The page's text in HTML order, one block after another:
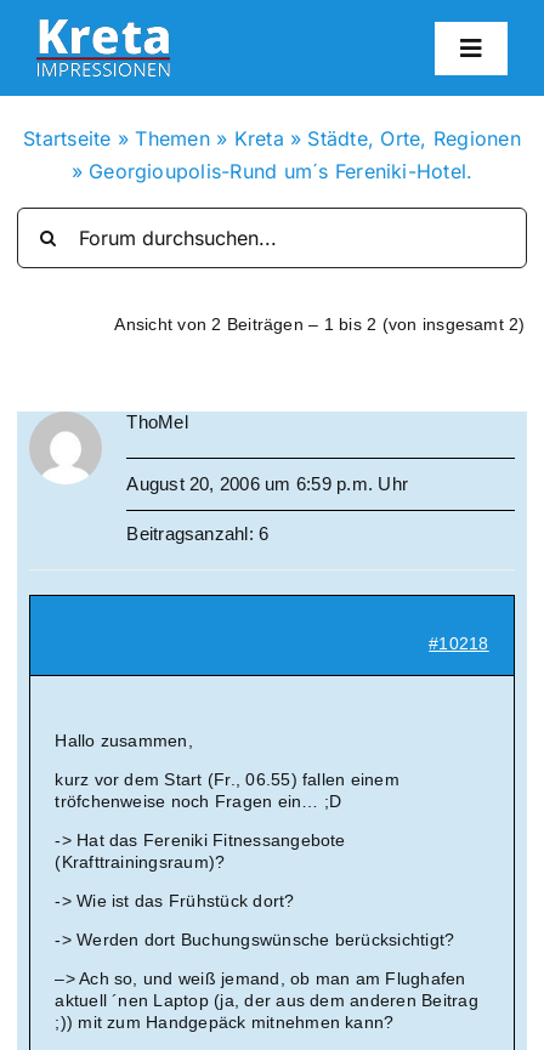
Zum
Inhalt
springen
Suche
Startseite »Themen» Kreta » Städte, Orte, Regionen
» Georgioupolis-Rund um´s Fereniki-Hotel.
Ansicht von 2 Beiträgen – 1 bis 2 (von insgesamt 2)
ThoMel
August 20, 2006 um 6:59 p.m. Uhr
Beitragsanzahl: 6
#10218
Hallo zusammen,
kurz vor dem Start (Fr., 06.55) fallen einem
tröfchenweise noch Fragen ein… ;D
-> Hat das Fereniki Fitnessangebote
(Krafttrainingsraum)?
-> Wie ist das Frühstück dort?
-> Werden dort Buchungswünsche berücksichtigt?
–> Ach so, und weiß jemand, ob man am Flughafen
aktuell ´nen Laptop (ja, der aus dem anderen Beitrag
;)) mit zum Handgepäck mitnehmen kann?